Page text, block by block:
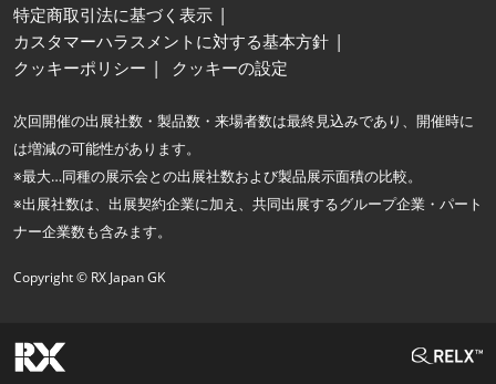
特定商取引法に基づく表示
カスタマーハラスメントに対する基本方針
クッキーポリシー
クッキーの設定
次回開催の出展社数・製品数・来場者数は最終見込みであり、開催時に
は増減の可能性があります。
※最大…同種の展示会との出展社数および製品展示面積の比較。
※出展社数は、出展契約企業に加え、共同出展するグループ企業・パート
ナー企業数も含みます。
Copyright © RX Japan GK